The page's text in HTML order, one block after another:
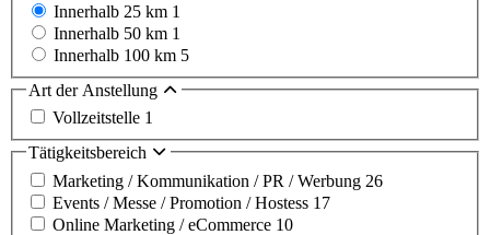
Innerhalb 25 km 1
Innerhalb 50 km 1
Innerhalb 100 km 5
Art der Anstellung
Vollzeitstelle 1
Tätigkeitsbereich
Marketing / Kommunikation / PR / Werbung 26
Events / Messe / Promotion / Hostess 17
Online Marketing / eCommerce 10